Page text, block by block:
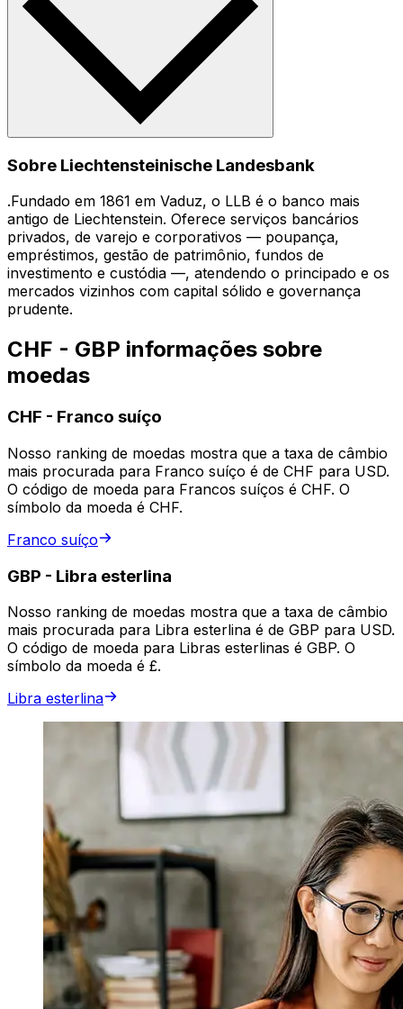
Sobre Liechtensteinische Landesbank
.Fundado em 1861 em Vaduz, o LLB é o banco mais
antigo de Liechtenstein. Oferece serviços bancários
privados, de varejo e corporativos — poupança,
empréstimos, gestão de patrimônio, fundos de
investimento e custódia —, atendendo o principado e os
mercados vizinhos com capital sólido e governança
prudente.
CHF - GBP informações sobre
moedas
CHF - Franco suíço
Nosso ranking de moedas mostra que a taxa de câmbio
mais procurada para Franco suíço é de CHF para USD.
O código de moeda para Francos suíços é CHF. O
símbolo da moeda é CHF.
Franco suíço
GBP - Libra esterlina
Nosso ranking de moedas mostra que a taxa de câmbio
mais procurada para Libra esterlina é de GBP para USD.
O código de moeda para Libras esterlinas é GBP. O
símbolo da moeda é £.
Libra esterlina